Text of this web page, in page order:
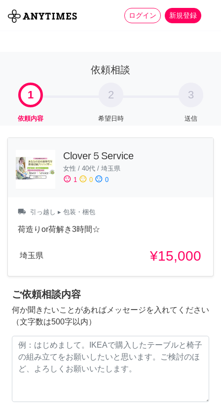
ログイン 新規登録
全て 家事 more_horiz
依頼相談
1
依頼内容
2
希望日時
3
送信
Clover５Service
女性 / 40代 / 埼玉県
sentiment_satisfied 1 sentiment_neutral 0 sentiment_dissatisfied 0
local_shipping 引っ越し ▸ 包装・梱包
荷造りor荷解き3時間☆
埼玉県 ¥15,000
ご依頼相談内容
何か聞きたいことがあればメッセージを入れてください
（文字数は500字以内）